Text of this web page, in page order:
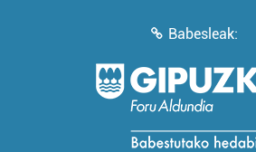
Babesleak: